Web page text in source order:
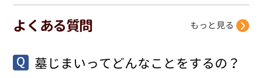
よくある質問 もっと見る
墓じまいってどんなことをするの？